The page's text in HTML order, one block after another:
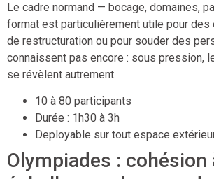
Le cadre normand — bocage, domaines,
format est particulièrement utile pour des
de restructuration ou pour souder des
connaissent pas encore : sous pression,
se révèlent autrement.
10 à 80 participants
Durée : 1h30 à 3h
Deployable sur tout espace
Olympiades : cohésion